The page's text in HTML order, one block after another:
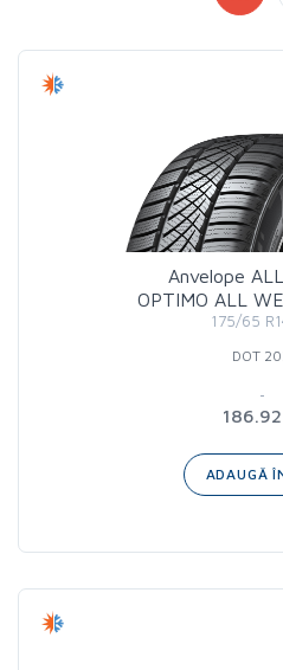
Anvelope
OPTIMO ALL
175/65
DOT
ADAUGĂ